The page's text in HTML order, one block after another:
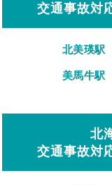
交通事故対
北美瑛駅
美馬牛駅
北
交通事故対